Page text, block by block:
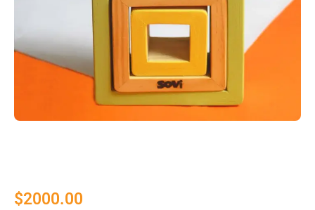
$2000.00